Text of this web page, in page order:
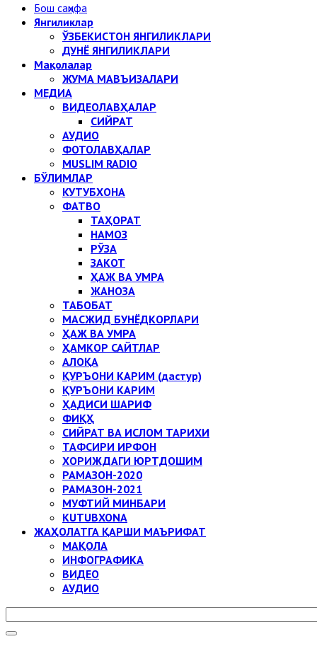
Бош саҳифа
Янгиликлар
ЎЗБЕКИСТОН ЯНГИЛИКЛАРИ
ДУНЁ ЯНГИЛИКЛАРИ
Мақолалар
ЖУМА МАВЪИЗАЛАРИ
МЕДИА
ВИДЕОЛАВҲАЛАР
СИЙРАТ
АУДИО
ФОТОЛАВҲАЛАР
MUSLIM RADIO
БЎЛИМЛАР
КУТУБХОНА
ФАТВО
ТАҲОРАТ
НАМОЗ
РЎЗА
ЗАКОТ
ҲАЖ ВА УМРА
ЖАНОЗА
ТАБОБАТ
МАСЖИД БУНЁДКОРЛАРИ
ҲАЖ ВА УМРА
ҲАМКОР САЙТЛАР
АЛОҚА
ҚУРЪОНИ КАРИМ (дастур)
ҚУРЪОНИ КАРИМ
ҲАДИСИ ШАРИФ
ФИҚҲ
СИЙРАТ ВА ИСЛОМ ТАРИХИ
ТАФСИРИ ИРФОН
ХОРИЖДАГИ ЮРТДОШИМ
РАМАЗОН-2020
РАМАЗОН-2021
МУФТИЙ МИНБАРИ
KUTUBXONA
ЖАҲОЛАТГА ҚАРШИ МАЪРИФАТ
МАҚОЛА
ИНФОГРАФИКА
ВИДЕО
АУДИО